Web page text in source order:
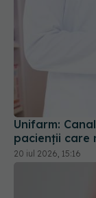
Unifarm:
pacienții care
20 iul 2026, 15:16